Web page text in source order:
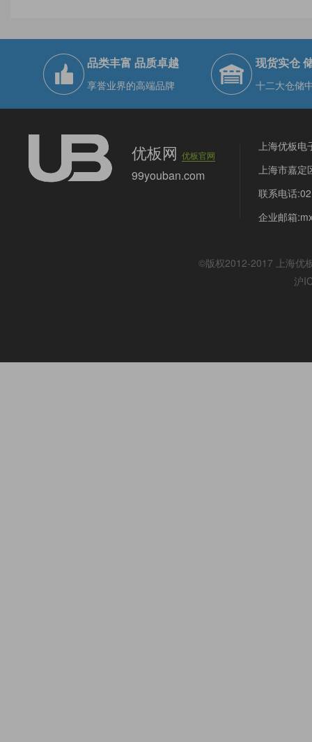
品类丰富 品质卓越
享誉业界的高端品牌
现货实仓
十二大仓储
优板网优板官网
99youban.com
上海优板电
上海市嘉定
联系电话
企业邮箱
©版权2012-2017 上海优
沪